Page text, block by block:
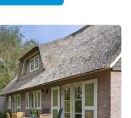
Vom Park aus gibt es
um die Umgebung zu
Lage ist der Park ein idealer
Region.
Unterkünfte
sowohl haustierfreie als